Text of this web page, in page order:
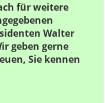
für weitere
Walter
geben gerne
Sie kennen